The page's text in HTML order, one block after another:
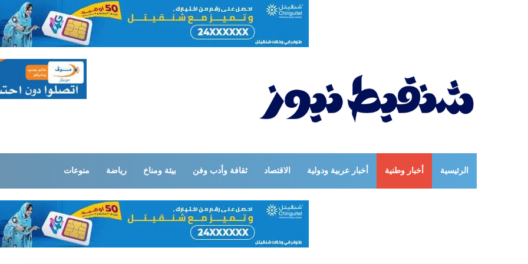
الرئيسية أخبار وطنية أخبار عربية ودولية الاقتصاد ثقافة وأدب وفن بيئة ومناخ رياضة منوعات